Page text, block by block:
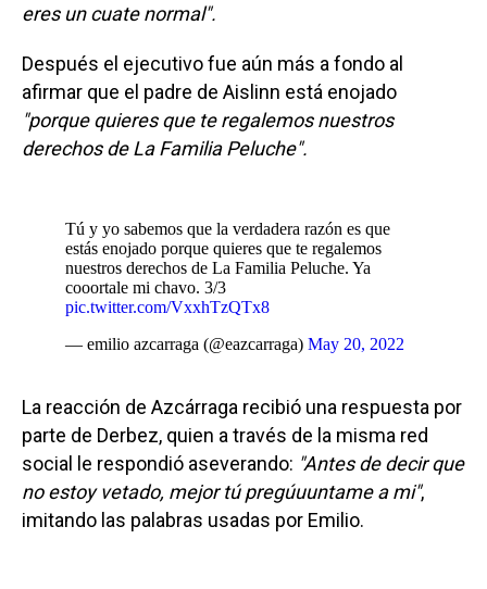
eres un cuate normal".
Después el ejecutivo fue aún más a fondo al
afirmar que el padre de Aislinn está enojado
"porque quieres que te regalemos nuestros
derechos de La Familia Peluche".
Tú y yo sabemos que la verdadera razón es que
estás enojado porque quieres que te regalemos
nuestros derechos de La Familia Peluche. Ya
cooortale mi chavo. 3/3
pic.twitter.com/VxxhTzQTx8
— emilio azcarraga (@eazcarraga) May 20, 2022
La reacción de Azcárraga recibió una respuesta por
parte de Derbez, quien a través de la misma red
social le respondió aseverando: "Antes de decir que
no estoy vetado, mejor tú pregúuuntame a mi",
imitando las palabras usadas por Emilio.